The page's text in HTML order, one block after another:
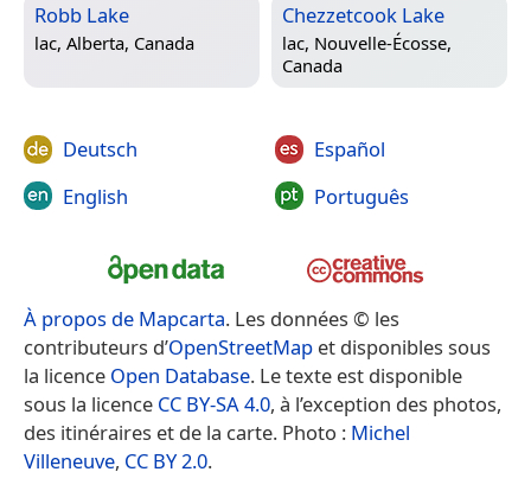
Robb Lake
lac, Alberta, Canada
Chezzetcook Lake
lac, Nouvelle-Écosse,
Canada
Deutsch
English
Español
Português
À propos de Mapcarta. Les données © les
contributeurs d’OpenStreetMap et disponibles sous
la licence Open Database. Le texte est disponible
sous la licence CC BY-SA 4.0, à l’exception des photos,
des itinéraires et de la carte. Photo : Michel
Villeneuve, CC BY 2.0.